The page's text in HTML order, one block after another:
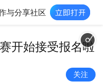
与分享社区
开始接受报名啦
关注